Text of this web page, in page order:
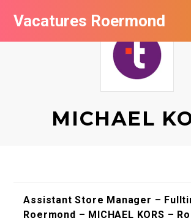
Vacatures Roermond
MICHAEL
Assistant Store Manager –
Roermond – MICHAEL KORS –
Vacatures per bedrijf in Roermond
De populairste vacatures in Roermond